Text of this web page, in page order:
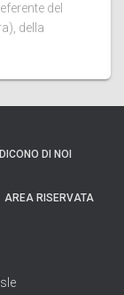
del
della
DICONO DI NOI
AREA RISERVATA